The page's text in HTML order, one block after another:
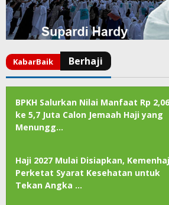
BPKH Salurkan Nilai Manfaat Rp
ke 5,7 Juta Calon Jemaah Haji yang
Menungg…
Haji 2027 Mulai Disiapkan, Kemenhaj
Perketat Syarat Kesehatan untuk
Tekan Angka …